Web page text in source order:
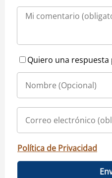
Quiero una respuesta
Política de Privacidad